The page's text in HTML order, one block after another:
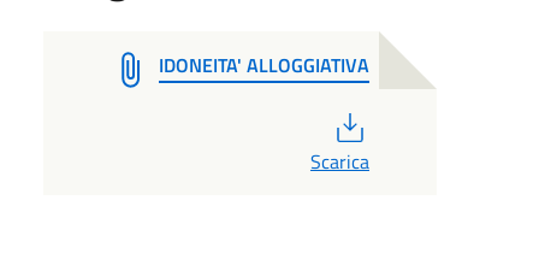
IDONEITA' ALLOGGIATIVA
Scarica